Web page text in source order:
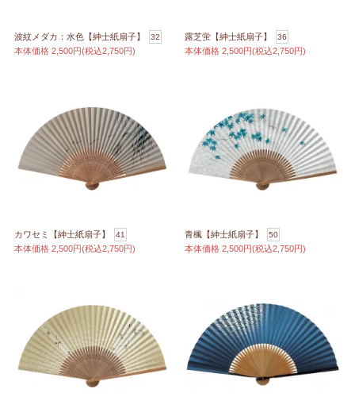
波紋メダカ：水色【紳士紙扇子】 32
本体価格 2,500円(税込2,750円)
露芝蛍【紳士紙扇子】 36
本体価格 2,500円(税込2,750円)
カワセミ【紳士紙扇子】 41
本体価格 2,500円(税込2,750円)
青楓【紳士紙扇子】 50
本体価格 2,500円(税込2,750円)